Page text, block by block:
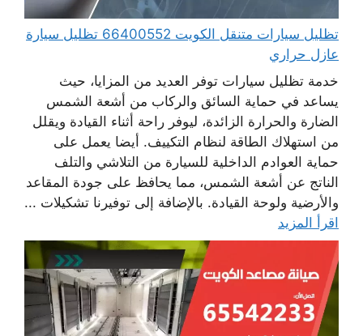
تظليل سيارات متنقل الكويت 66400552 تظليل سيارة
عازل حراري
خدمة تظليل سيارات توفر العديد من المزايا، حيث
يساعد في حماية السائق والركاب من أشعة الشمس
الضارة والحرارة الزائدة، ليوفر راحة أثناء القيادة ويقلل
من استهلاك الطاقة لنظام التكييف. أيضا يعمل على
حماية العوادم الداخلية للسيارة من التلاشي والتلف
الناتج عن أشعة الشمس، مما يحافظ على جودة المقاعد
والأرضية ولوحة القيادة. بالإضافة إلى توفيرنا تشكيلات ...
اقرأ المزيد